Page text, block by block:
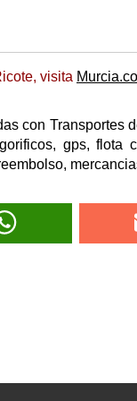
visita
con Transportes
gps, flota